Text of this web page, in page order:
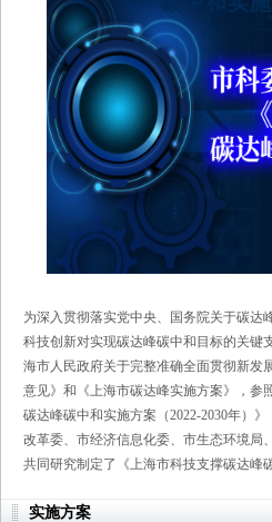
为深入贯彻落实党中央、国务院关于碳达
科技创新对实现碳达峰碳中和目标的关键
海市人民政府关于完整准确全面贯彻新发
意见》和《上海市碳达峰实施方案》，参
碳达峰碳中和实施方案（2022-2030年）
改革委、市经济信息化委、市生态环境局
共同研究制定了《上海市科技支撑碳达峰
实施方案